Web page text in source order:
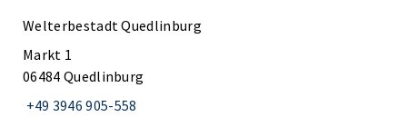
Welterbestadt Quedlinburg
Markt 1
06484 Quedlinburg
+49 3946 905-558